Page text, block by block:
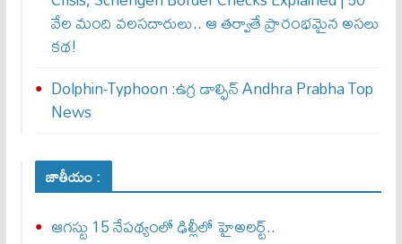
వేల మంది వలసదారులు.. ఆ తర్వాతే ప్రారంభ‌మైన అసలు
కథ!
Dolphin-Typhoon :ఉగ్ర డాల్ఫిన్ Andhra Prabha Top
News
జాతీయం :
ఆగస్టు 15 నేపథ్యంలో ఢిల్లీలో హైఅలర్ట్..